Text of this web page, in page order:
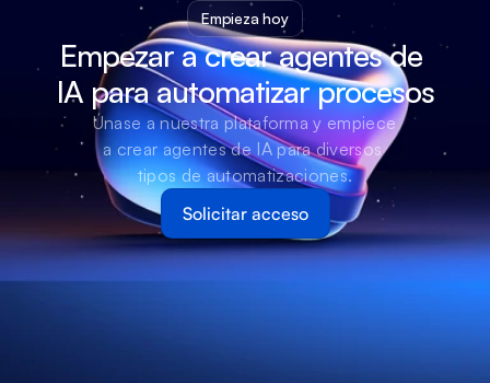
Empieza hoy
Empezar a crear agentes de
IA para automatizar procesos
Únase a nuestra plataforma y empiece
a crear agentes de IA para diversos
tipos de automatizaciones.
Solicitar acceso